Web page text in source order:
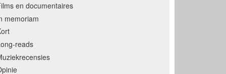
en documentaires
memoriam
reads